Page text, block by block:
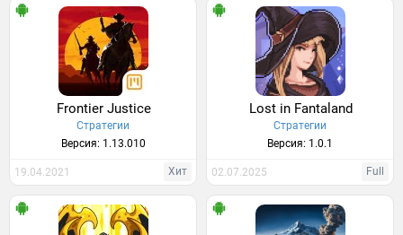
Frontier Justice
Стратегии
Версия: 1.13.010
19.04.2021 Хит
Lost in Fantaland
Стратегии
Версия: 1.0.1
02.07.2025 Full